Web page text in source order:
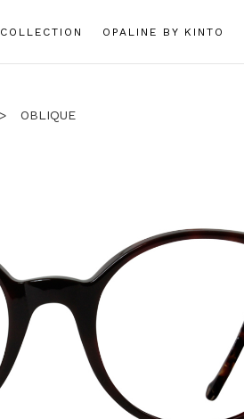
COLLECTION OPALINE BY KINTO
OBLIQUE